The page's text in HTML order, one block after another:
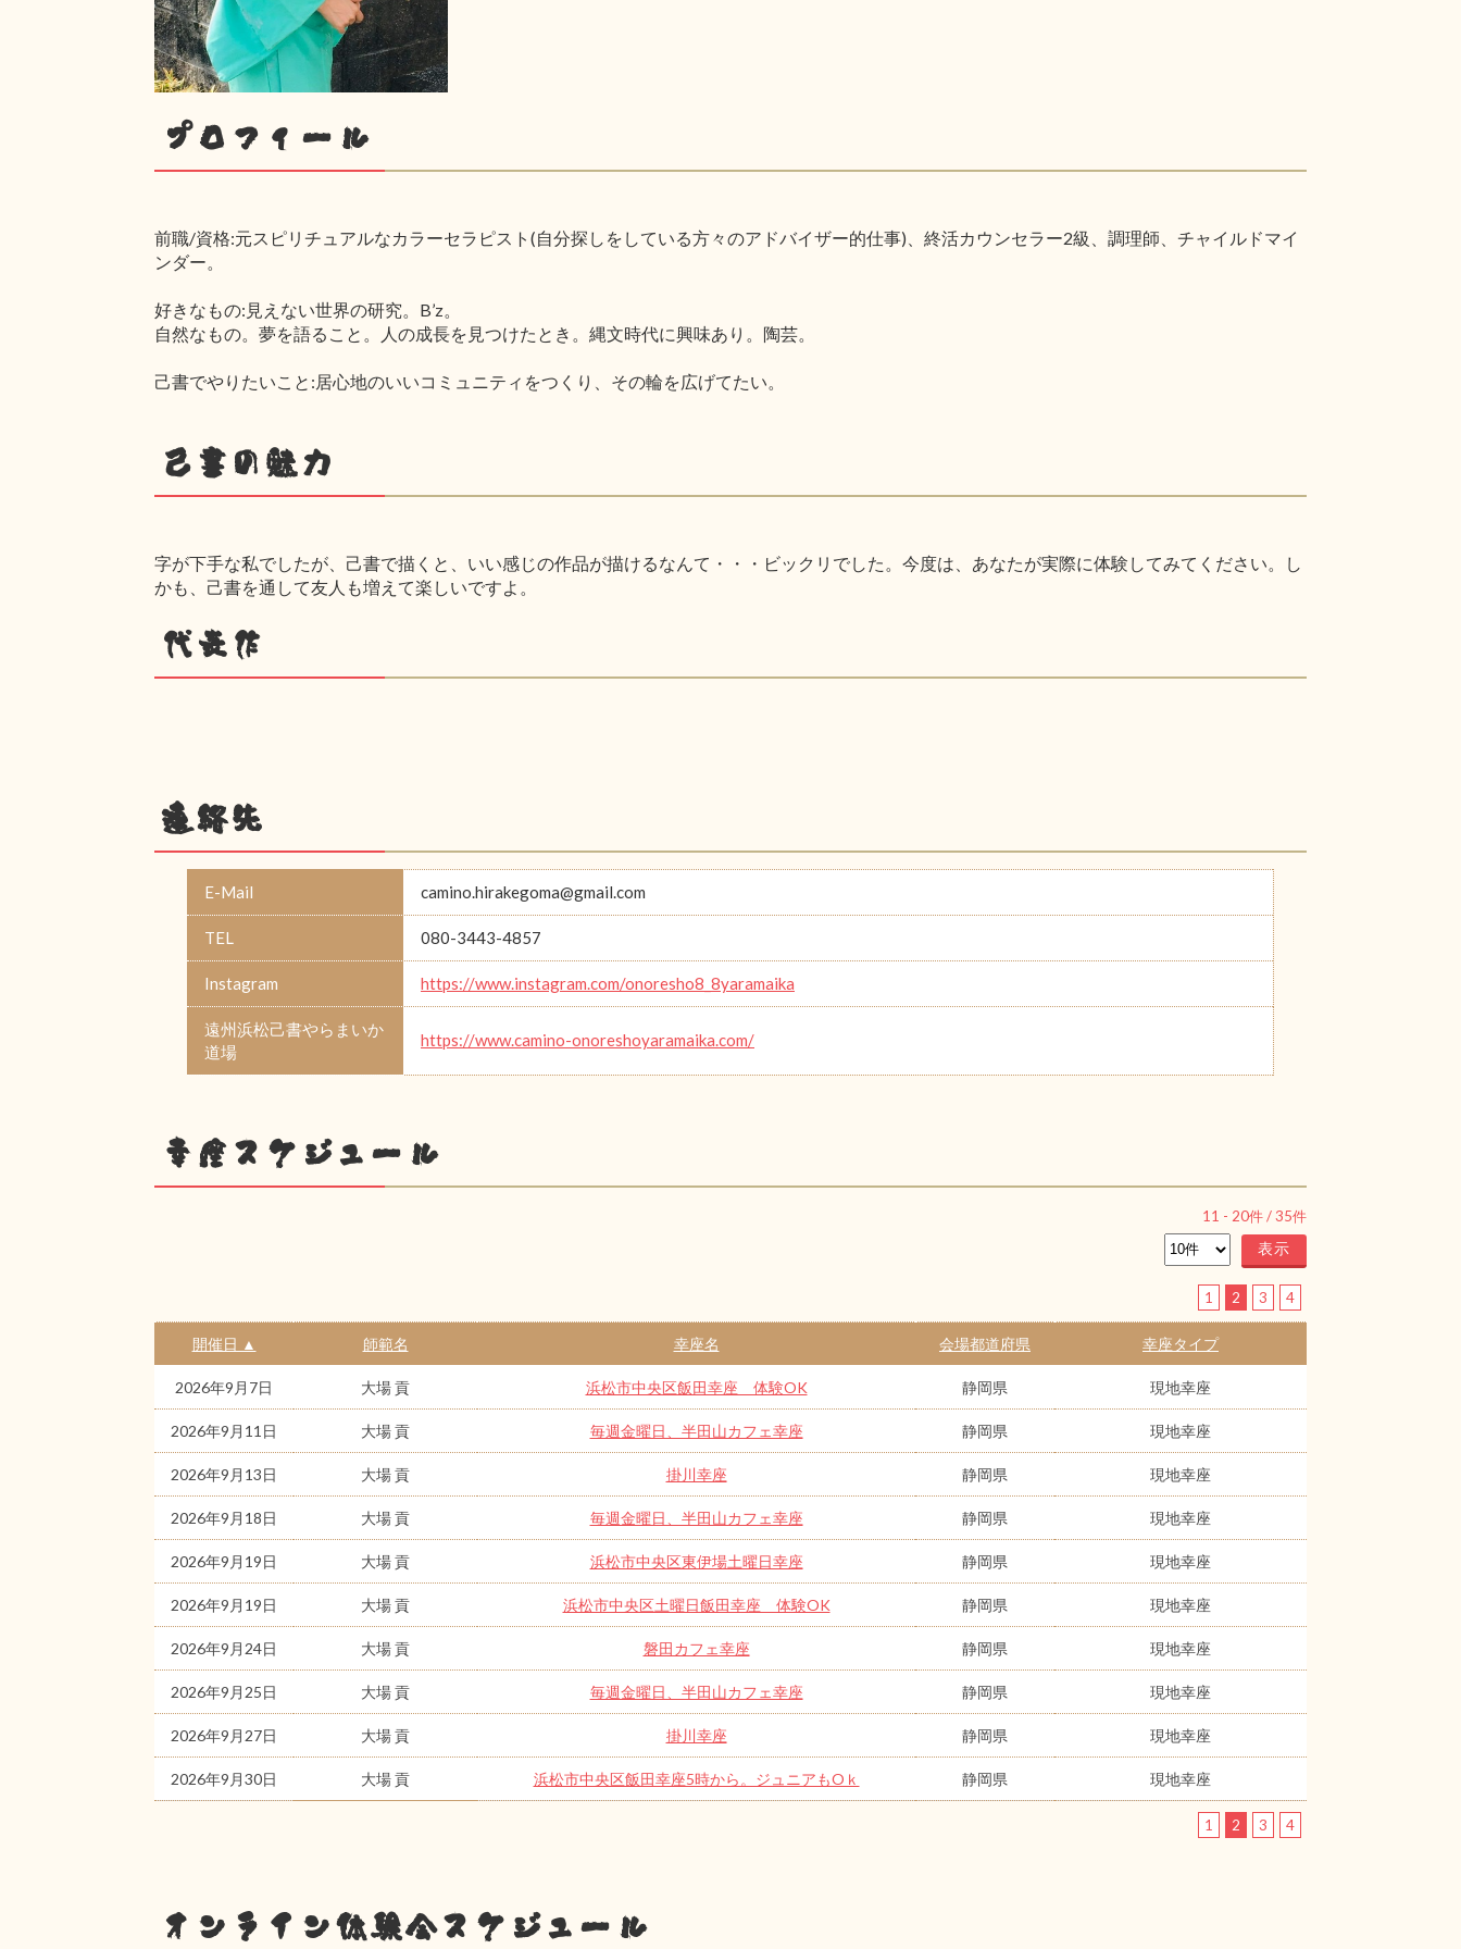
プロフィール
前職/資格:元スピリチュアルなカラーセラピスト(自分探しをしている方々のアドバイザー的仕事)、終活カウンセラー2級、調理師、チャイルドマイ
ンダー。
好きなもの:見えない世界の研究。B’z。
自然なもの。夢を語ること。人の成長を見つけたとき。縄文時代に興味あり。陶芸。
己書でやりたいこと:居心地のいいコミュニティをつくり、その輪を広げてたい。
己書の魅力
字が下手な私でしたが、己書で描くと、いい感じの作品が描けるなんて・・・ビックリでした。今度は、あなたが実際に体験してみてください。し
かも、己書を通して友人も増えて楽しいですよ。
代表作
連絡先
E-Mail camino.hirakegoma@gmail.com
TEL 080-3443-4857
Instagram https://www.instagram.com/onoresho8_8yaramaika
遠州浜松己書やらまいか
道場
https://www.camino-onoreshoyaramaika.com/
幸座スケジュール
11 - 20件 /35件
1 2 3 4
開催日 ▲ 師範名 幸座名 会場都道府県 幸座タイプ
2026年9月7日 大場 貢 浜松市中央区飯田幸座 体験OK 静岡県 現地幸座
2026年9月11日 大場 貢 毎週金曜日、半田山カフェ幸座 静岡県 現地幸座
2026年9月13日 大場 貢 掛川幸座 静岡県 現地幸座
2026年9月18日 大場 貢 毎週金曜日、半田山カフェ幸座 静岡県 現地幸座
2026年9月19日 大場 貢 浜松市中央区東伊場土曜日幸座 静岡県 現地幸座
2026年9月19日 大場 貢 浜松市中央区土曜日飯田幸座 体験OK 静岡県 現地幸座
2026年9月24日 大場 貢 磐田カフェ幸座 静岡県 現地幸座
2026年9月25日 大場 貢 毎週金曜日、半田山カフェ幸座 静岡県 現地幸座
2026年9月27日 大場 貢 掛川幸座 静岡県 現地幸座
2026年9月30日 大場 貢 浜松市中央区飯田幸座5時から。ジュニアもOｋ 静岡県 現地幸座
1 2 3 4
オンライン体験会スケジュール